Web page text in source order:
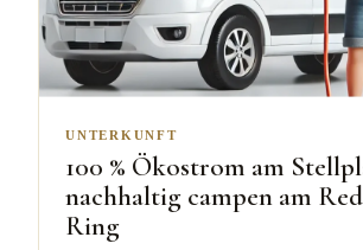
UNTERKUNFT
100 % Ökostrom am
nachhaltig campen am
Ring